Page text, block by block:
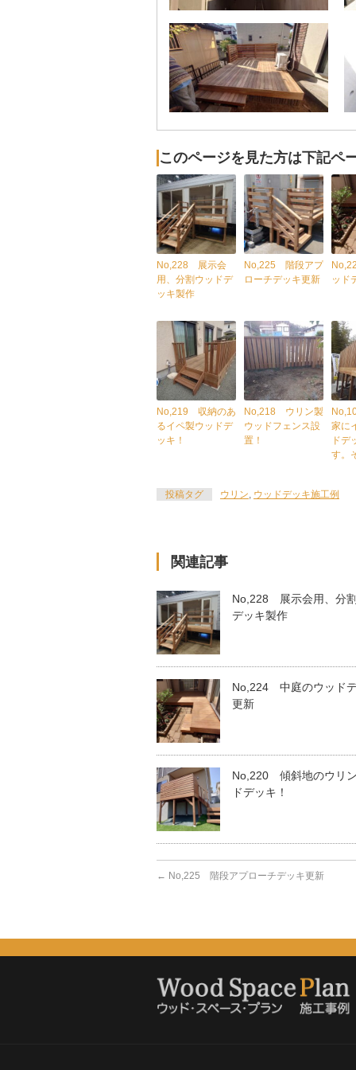
このページを見た方は下記ペ
No,228 展示会
用、分割ウッドデ
ッキ製作
No,225 階段アプ
ローチデッキ更新
ッド
No,219 収納のあ
るイペ製ウッドデ
ッキ！
No,218 ウリン製
ウッドフェンス設
置！
家に
ドデ
す。
投稿タグ ウリン, ウッドデッキ施工例
関連記事
No,228 展示会用、分
デッキ製作
No,224 中庭のウッド
更新
No,220 傾斜地のウリ
ドデッキ！
← No,225 階段アプローチデッキ更新